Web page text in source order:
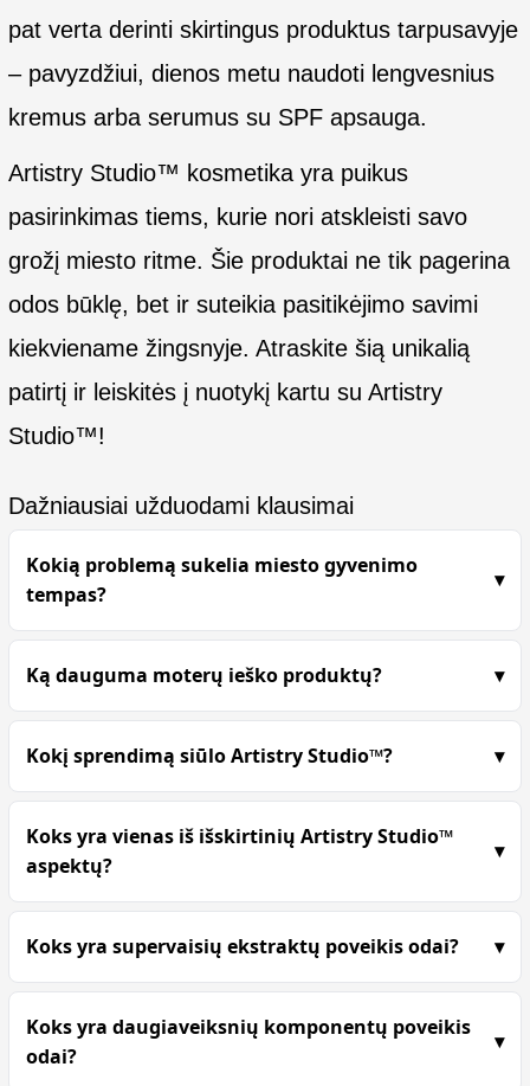
pat verta derinti skirtingus produktus tarpusavyje
– pavyzdžiui, dienos metu naudoti lengvesnius
kremus arba serumus su SPF apsauga.
Artistry Studio™ kosmetika yra puikus
pasirinkimas tiems, kurie nori atskleisti savo
grožį miesto ritme. Šie produktai ne tik pagerina
odos būklę, bet ir suteikia pasitikėjimo savimi
kiekviename žingsnyje. Atraskite šią unikalią
patirtį ir leiskitės į nuotykį kartu su Artistry
Studio™!
Dažniausiai užduodami klausimai
Kokią problemą sukelia miesto gyvenimo
tempas?
Ką dauguma moterų ieško produktų?
Kokį sprendimą siūlo Artistry Studio™?
Koks yra vienas iš išskirtinių Artistry Studio™
aspektų?
Koks yra supervaisių ekstraktų poveikis odai?
Koks yra daugiaveiksnių komponentų poveikis
odai?